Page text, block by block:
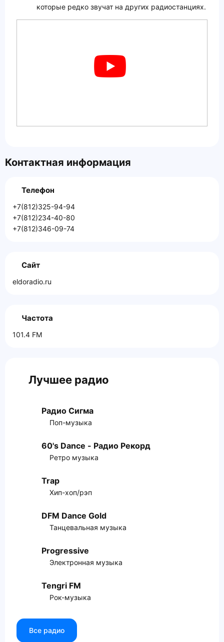
которые редко звучат на других радиостанциях.
Контактная информация
Телефон
+7(812)325-94-94
+7(812)234-40-80
+7(812)346-09-74
Сайт
eldoradio.ru
Частота
101.4 FM
Лучшее радио
Радио Сигма
Поп-музыка
60's Dance - Радио Рекорд
Ретро музыка
Trap
Хип-хоп/рэп
DFM Dance Gold
Танцевальная музыка
Progressive
Электронная музыка
Tengri FM
Рок-музыка
Все радио